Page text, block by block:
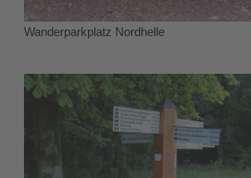
Wanderparkplatz Nordhelle